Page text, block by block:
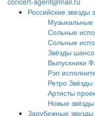
Российские звезды
Музыкальные
Сольные
Сольные
Звёзды
Выпускники
Рэп
Ретро Звёзды
Артисты
Новые звёзды
Зарубежные звезды